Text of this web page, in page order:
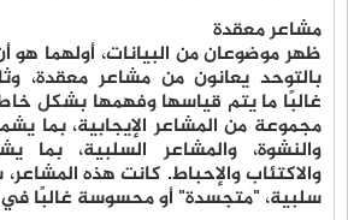
مشاعر معقدة
ظهر موضوعان من البيانات، أولهما هو
بالتوحد يعانون من مشاعر معقدة،
غالبًا ما يتم قياسها وفهمها بشكل
مجموعة من المشاعر الإيجابية، بما
والنشوة، والمشاعر السلبية،
والاكتئاب والإحباط. كانت هذه
سلبية، "متجسدة" أو محسوسة غالبًا